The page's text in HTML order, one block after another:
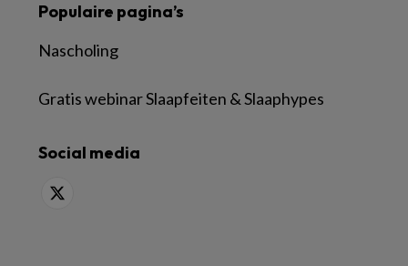
Populaire pagina’s
Nascholing
Gratis webinar Slaapfeiten & Slaaphypes
Social media